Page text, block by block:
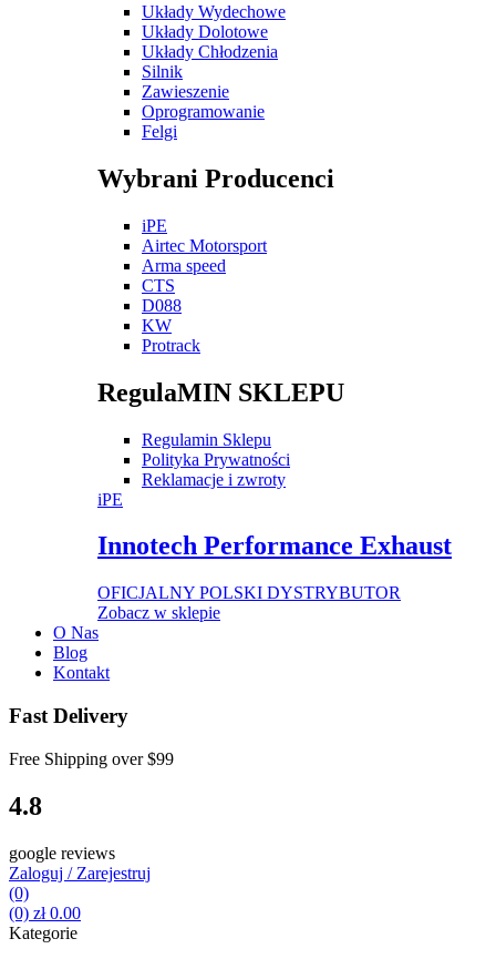
Układy Wydechowe
Układy Dolotowe
Układy Chłodzenia
Silnik
Zawieszenie
Oprogramowanie
Felgi
Wybrani Producenci
iPE
Airtec Motorsport
Arma speed
CTS
D088
KW
Protrack
RegulaMIN SKLEPU
Regulamin Sklepu
Polityka Prywatności
Reklamacje i zwroty
iPE
Innotech Performance Exhaust
OFICJALNY POLSKI DYSTRYBUTOR
Zobacz w sklepie
O Nas
Blog
Kontakt
Fast Delivery
Free Shipping over$99
4.8
google reviews
Zaloguj / Zarejestruj
(0)
(0) zł0.00
Kategorie